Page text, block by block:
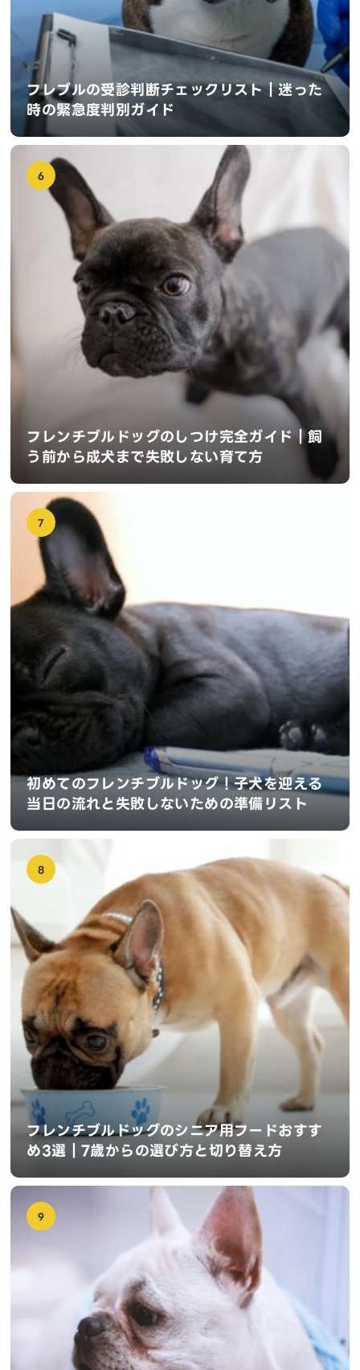
フレブルの受診判断チェックリスト｜迷った
時の緊急度判別ガイド
6
フレンチブルドッグのしつけ完全ガイド｜飼
う前から成犬まで失敗しない育て方
7
初めてのフレンチブルドッグ！子犬を迎える
当日の流れと失敗しないための準備リスト
8
フレンチブルドッグのシニア用フードおすす
め3選｜7歳からの選び方と切り替え方
9